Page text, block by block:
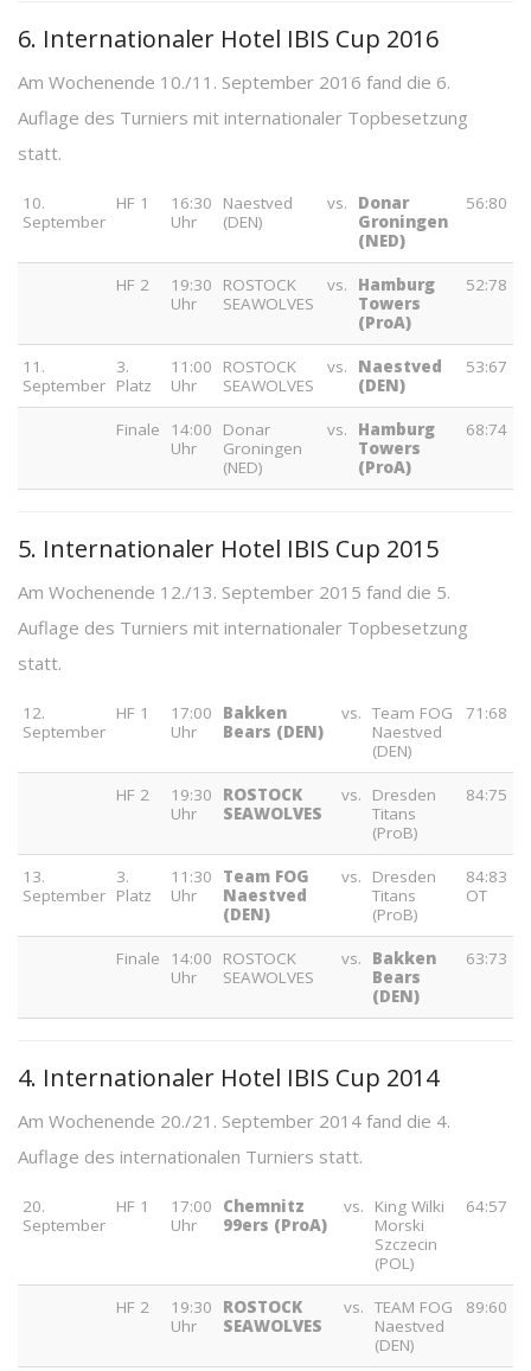
6. Internationaler Hotel IBIS Cup 2016
Am Wochenende 10./11. September 2016 fand die 6.
Auflage des Turniers mit internationaler Topbesetzung
statt.
10.
September
HF 1
16:30
Uhr
Naestved
(DEN)
vs.
Donar
Groningen
(NED)
56:80
HF 2
19:30
Uhr
ROSTOCK
SEAWOLVES
vs.
Hamburg
Towers
(ProA)
52:78
11.
September
3.
Platz
11:00
Uhr
ROSTOCK
SEAWOLVES
vs.
Naestved
(DEN)
53:67
Finale
14:00
Uhr
Donar
Groningen
(NED)
vs.
Hamburg
Towers
(ProA)
68:74
5. Internationaler Hotel IBIS Cup 2015
Am Wochenende 12./13. September 2015 fand die 5.
Auflage des Turniers mit internationaler Topbesetzung
statt.
12.
September
HF 1
17:00
Uhr
Bakken
Bears (DEN)
vs. Team FOG
Naestved
(DEN)
71:68
HF 2
19:30
Uhr
ROSTOCK
SEAWOLVES
vs.
Dresden
Titans
(ProB)
84:75
13.
September
3.
Platz
11:30
Uhr
Team FOG
Naestved
(DEN)
vs.
Dresden
Titans
(ProB)
84:83
OT
Finale
14:00
Uhr
ROSTOCK
SEAWOLVES
vs.
Bakken
Bears
(DEN)
63:73
4. Internationaler Hotel IBIS Cup 2014
Am Wochenende 20./21. September 2014 fand die 4.
Auflage des internationalen Turniers statt.
20.
September
HF 1
17:00
Uhr
Chemnitz
99ers (ProA)
vs.
King Wilki
Morski
Szczecin
(POL)
64:57
HF 2
19:30
Uhr
ROSTOCK
SEAWOLVES
vs. TEAM FOG
Naestved
(DEN)
89:60